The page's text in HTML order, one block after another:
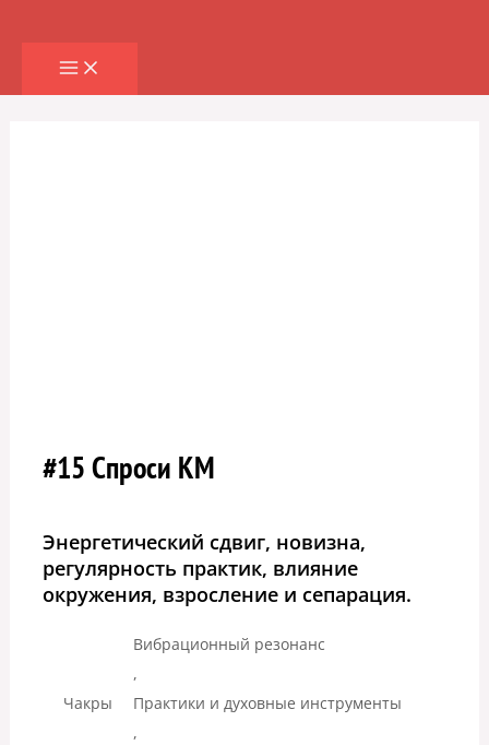
содержимому
#15 Спроси КМ
Энергетический сдвиг, новизна,
регулярность практик, влияние
окружения, взросление и сепарация.
Чакры
Вибрационный резонанс
,
Практики и духовные инструменты
,